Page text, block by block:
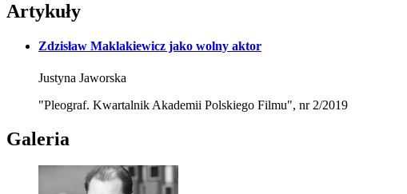
Artykuły
Zdzisław Maklakiewicz jako wolny aktor
Justyna Jaworska
"Pleograf. Kwartalnik Akademii Polskiego Filmu", nr 2/2019
Galeria